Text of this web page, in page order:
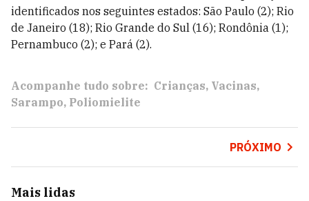
identificados nos seguintes estados: São Paulo (2); Rio
de Janeiro (18); Rio Grande do Sul (16); Rondônia (1);
Pernambuco (2); e Pará (2).
Acompanhe tudo sobre: Crianças Vacinas
Sarampo Poliomielite
PRÓXIMO
Mais lidas